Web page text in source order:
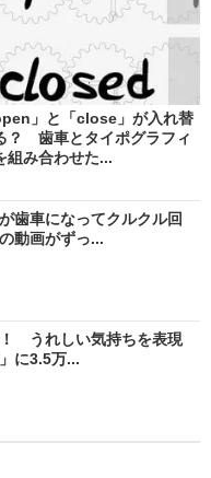
」と「close」が入れ替
？ 歯車とタイポグラフィ
組み合わせた...
歯車になってクルクル回
動画がずっ...
うれしい気持ちを表現
に3.5万...